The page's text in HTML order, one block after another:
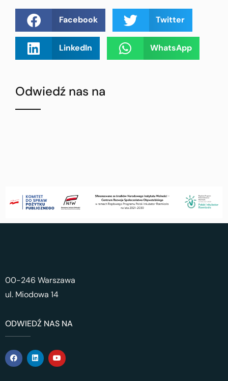
Facebook Twitter
LinkedIn WhatsApp
Odwiedź nas na
00-246 Warszawa
ul. Miodowa 14
ODWIEDŹ NAS NA